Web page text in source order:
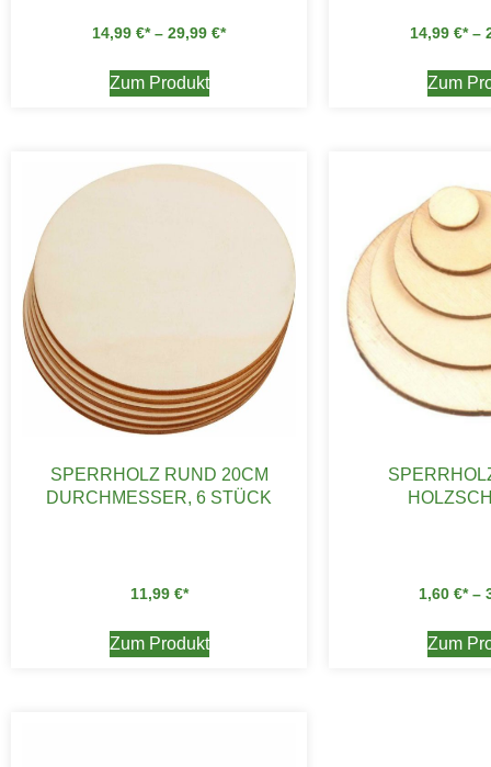
14,99 € – 29,99 €
Zum Produkt
14,99 € –
Zum
SPERRHOLZ RUND 20CM
DURCHMESSER, 6 STÜCK
11,99 €
Zum Produkt
1,60 € –
Zum